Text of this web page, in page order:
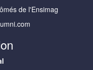
de l'Ensimag